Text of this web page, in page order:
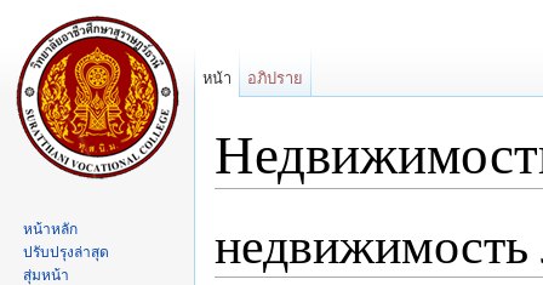
недвижимость
หน้า อภิปราย
หน้าหลัก
ปรับปรุงล่าสุด
สุ่มหน้า